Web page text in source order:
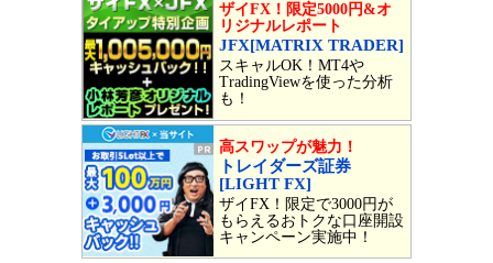
ザイFX！限定5000円&オ
リジナルレポート
JFX[MATRIX TRADER]
スキャルOK！MT4や
TradingViewを使った分析
も！
高スワップが魅力！
トレイダーズ証券
[LIGHT FX]
ザイFX！限定で3000円が
もらえるおトクな口座開設
キャンペーン実施中！